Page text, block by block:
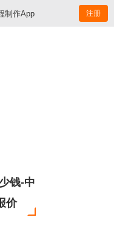
制作App 注册
钱-中
价